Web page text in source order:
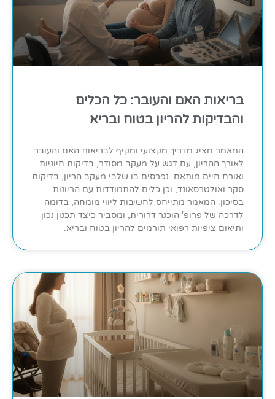
בריאות האם והעובר: כל הכלים
והבדיקות להריון בטוח ובריא
המאמר מציג מדריך מקצועי ומקיף לבריאות האם והעובר
לאורך ההריון, עם דגש על מעקב מסודר, בדיקות חיוניות
ואורח חיים מותאם. נפרסים בו שלבי מעקב הריון, בדיקות
סקר ואולטרסאונד, וכן כלים להתמודדות עם הריונות
בסיכון. המאמר מתייחס לחשיבות ליווי מומחה, בדומה
לדרכה של פרופ' הוכנר דרורית, ומסביר כיצד תכנון נכון
ותיאום ציפיות רפואי תורמים להריון בטוח ובריא.